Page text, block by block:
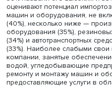
По данным опроса
предприятий, в 2022 году
производств имели
импортозамещающей
имеют высокую
среднюю и 13% — низкую.
возможности, еще 2%